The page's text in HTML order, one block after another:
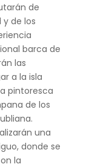
de
y de los
barca de
las
a la isla
pintoresca
de los
una
donde se
la